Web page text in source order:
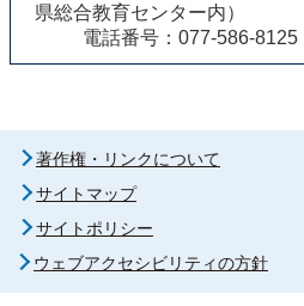
県総合教育センター内）
電話番号：077-586-8125
著作権・リンクについて
サイトマップ
サイトポリシー
ウェブアクセシビリティの方針